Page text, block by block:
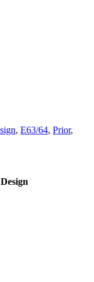
, E63/64, Prior,